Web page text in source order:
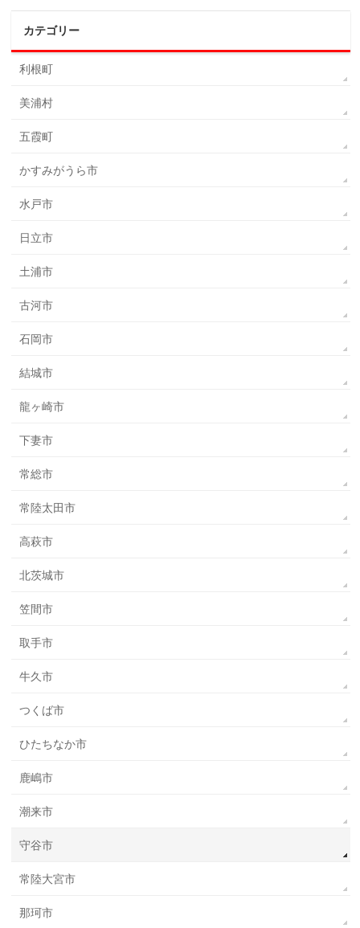
カテゴリー
利根町
美浦村
五霞町
かすみがうら市
水戸市
日立市
土浦市
古河市
石岡市
結城市
龍ヶ崎市
下妻市
常総市
常陸太田市
高萩市
北茨城市
笠間市
取手市
牛久市
つくば市
ひたちなか市
鹿嶋市
潮来市
守谷市
常陸大宮市
那珂市